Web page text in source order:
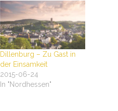
Dillenburg – Zu Gast in
der Einsamkeit
2015-06-24
In "Nordhessen"